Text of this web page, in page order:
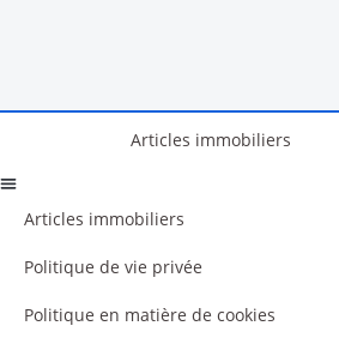
Articles immobiliers
Articles immobiliers
Politique de vie privée
Politique en matière de cookies